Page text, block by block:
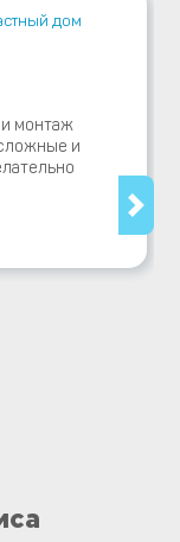
дом
монтаж
и